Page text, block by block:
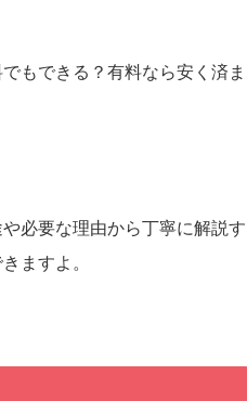
もできる？有料なら安く済ま
必要な理由から丁寧に解説す
ますよ。